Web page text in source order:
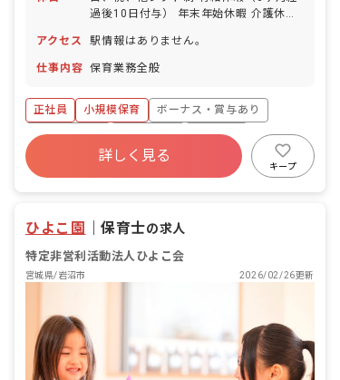
過後10日付与） 年末年始休暇 介護休暇
載なし
アクセス 駅情報はありません。
仕事内容 保育業務全般
正社員 小規模保育
ボーナス・賞与あり
社会保険完備
残業少なめ
車通勤可
詳しく見る
キープ
ひよこ園 ｜保育士の求人
特定非営利活動法人ひよこ会
宮城県/岩沼市 2026/02/26更新